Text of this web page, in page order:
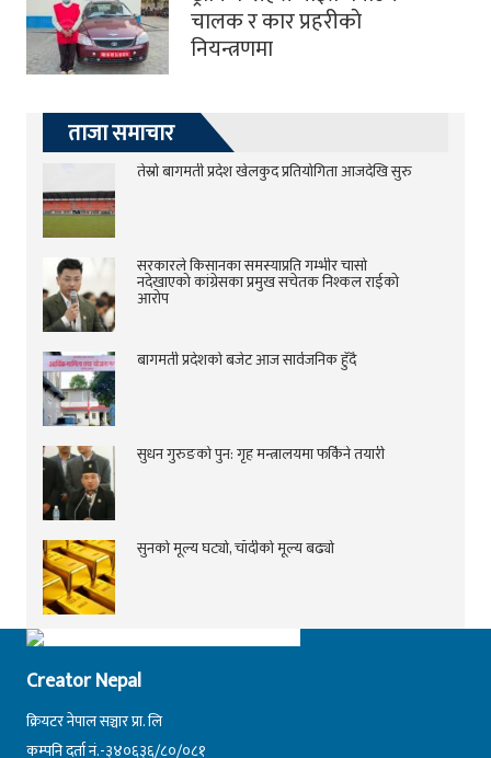
चालक र कार प्रहरीकाे
नियन्त्रणमा
ताजा समाचार
तेस्रो बागमती प्रदेश खेलकुद प्रतियोगिता आजदेखि सुरु
सरकारले किसानका समस्याप्रति गम्भीर चासो
नदेखाएको कांग्रेसका प्रमुख सचेतक निश्कल राईको
आरोप
बागमती प्रदेशको बजेट आज सार्वजनिक हुँदै
सुधन गुरुङको पुन: गृह मन्त्रालयमा फर्किने तयारी
सुनको मूल्य घट्यो, चाँदीको मूल्य बढ्यो
Creator Nepal
क्रियटर नेपाल सञ्चार प्रा. लि
कम्पनि दर्ता नं.-३४०६३६/८०/०८१